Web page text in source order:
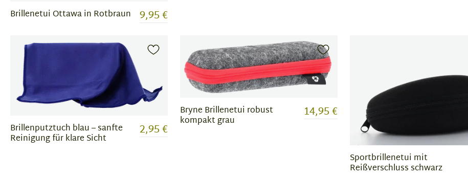
Brillenetui Ottawa in Rotbraun 9,95 €
Brillenputztuch blau – sanfte
Reinigung für klare Sicht 2,95 €
Bryne Brillenetui robust
kompakt grau 14,95 €
Sportbrillenetui mit
Reißverschluss schwarz